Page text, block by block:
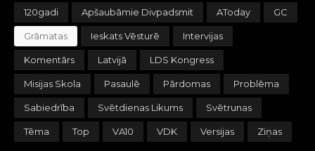
120gadi Apšaubāmie Divpadsmit AToday GC
Grāmatas Ieskats Vēsturē Intervijas
Komentārs Latvijā LDS Kongress
Misijas Skola Pasaulē Pārdomas Problēma
Sabiedrība Svētdienas Likums Svētrunas
Tēma Top VA10 VDK Versijas Ziņas